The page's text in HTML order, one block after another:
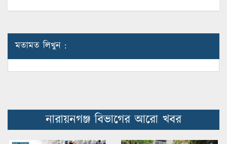
মতামত লিখুন :
নারায়নগঞ্জ বিভাগের আরো খবর